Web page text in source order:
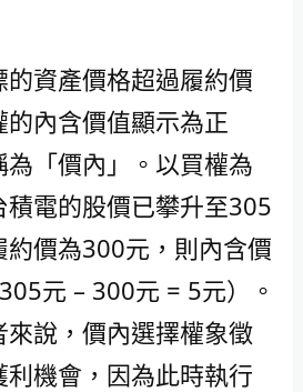
的資產價格超過履約價
的內含價值顯示為正
為「價內」。以買權為
積電的股價已攀升至305
約價為300元，則內含價
元 – 300元 = 5元）。
來說，價內選擇權象徵
利機會，因為此時執行